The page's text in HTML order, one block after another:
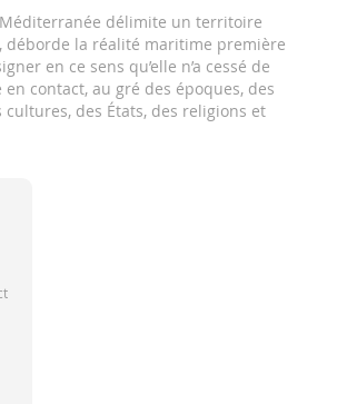
délimite un territoire
déborde la réalité maritime première
en ce sens qu’elle n’a cessé de
contact, au gré des époques, des
des États, des religions et